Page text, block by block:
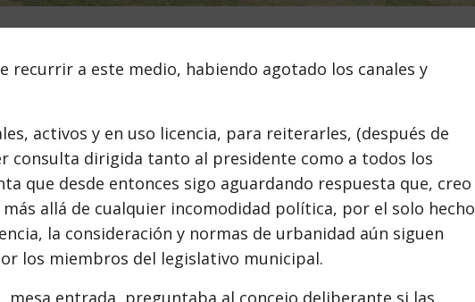
recurrir a este medio, habiendo agotado los canales y
activos y en uso licencia, para reiterarles, (después de
consulta dirigida tanto al presidente como a todos los
que desde entonces sigo aguardando respuesta que, creo
allá de cualquier incomodidad política, por el solo hecho
la consideración y normas de urbanidad aún siguen
los miembros del legislativo municipal.
entrada, preguntaba al concejo deliberante si las